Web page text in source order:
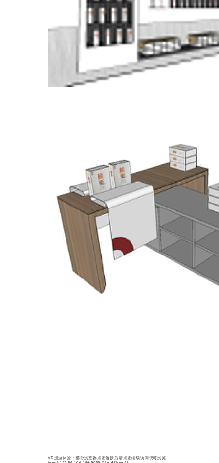
VR漫游体验：部分浏览器点击连接后请点击继续访问便可浏览